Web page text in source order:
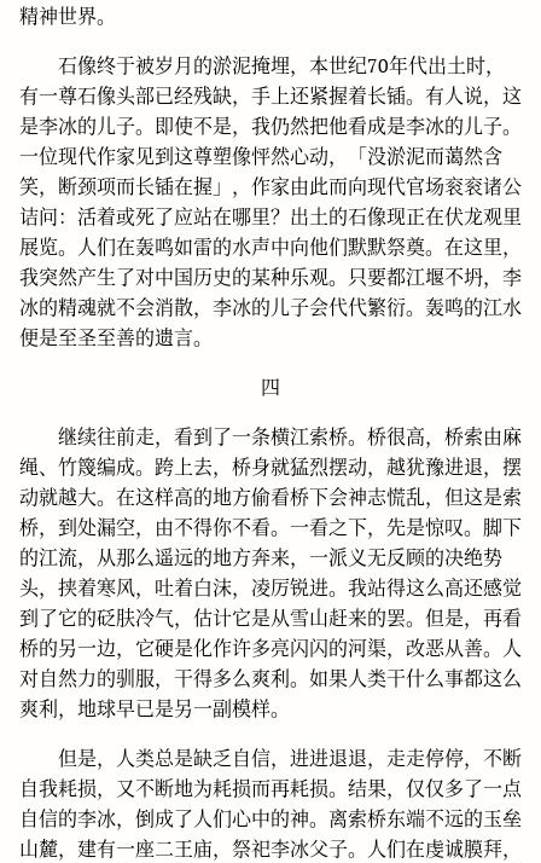
精神世界。
石像终于被岁月的淤泥掩埋，本世纪70年代出土时，
有一尊石像头部已经残缺，手上还紧握着长锸。有人说，这
是李冰的儿子。即使不是，我仍然把他看成是李冰的儿子。
一位现代作家见到这尊塑像怦然心动，「没淤泥而蔼然含
笑，断颈项而长锸在握」，作家由此而向现代官场衮衮诸公
诘问：活着或死了应站在哪里？出土的石像现正在伏龙观里
展览。人们在轰鸣如雷的水声中向他们默默祭奠。在这里，
我突然产生了对中国历史的某种乐观。只要都江堰不坍，李
冰的精魂就不会消散，李冰的儿子会代代繁衍。轰鸣的江水
便是至圣至善的遗言。
四
继续往前走，看到了一条横江索桥。桥很高，桥索由麻
绳、竹篾编成。跨上去，桥身就猛烈摆动，越犹豫进退，摆
动就越大。在这样高的地方偷看桥下会神志慌乱，但这是索
桥，到处漏空，由不得你不看。一看之下，先是惊叹。脚下
的江流，从那么遥远的地方奔来，一派义无反顾的决绝势
头，挟着寒风，吐着白沫，凌厉锐进。我站得这么高还感觉
到了它的砭肤冷气，估计它是从雪山赶来的罢。但是，再看
桥的另一边，它硬是化作许多亮闪闪的河渠，改恶从善。人
对自然力的驯服，干得多么爽利。如果人类干什么事都这么
爽利，地球早已是另一副模样。
但是，人类总是缺乏自信，进进退退，走走停停，不断
自我耗损，又不断地为耗损而再耗损。结果，仅仅多了一点
自信的李冰，倒成了人们心中的神。离索桥东端不远的玉垒
山麓，建有一座二王庙，祭祀李冰父子。人们在虔诚膜拜，